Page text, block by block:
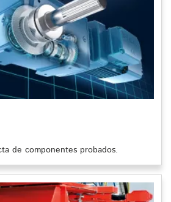
de componentes probados.